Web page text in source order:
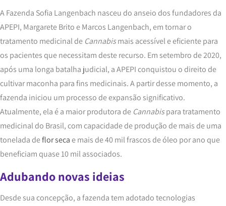
A Fazenda Sofia Langenbach nasceu do anseio dos fundadores da
APEPI, Margarete Brito e Marcos Langenbach, em tornar o
tratamento medicinal de Cannabismais acessível e eficiente para
os pacientes que necessitam deste recurso. Em setembro de 2020,
após uma longa batalha judicial, a APEPI conquistou o direito de
cultivar maconha para fins medicinais. A partir desse momento, a
fazenda iniciou um processo de expansão significativo.
Atualmente, ela é a maior produtora de Cannabispara tratamento
medicinal do Brasil, com capacidade de produção de mais de uma
tonelada deflor secae mais de 40 mil frascos de óleo por ano que
beneficiam quase 10 mil associados.
Adubando novas ideias
Desde sua concepção, a fazenda tem adotado tecnologias